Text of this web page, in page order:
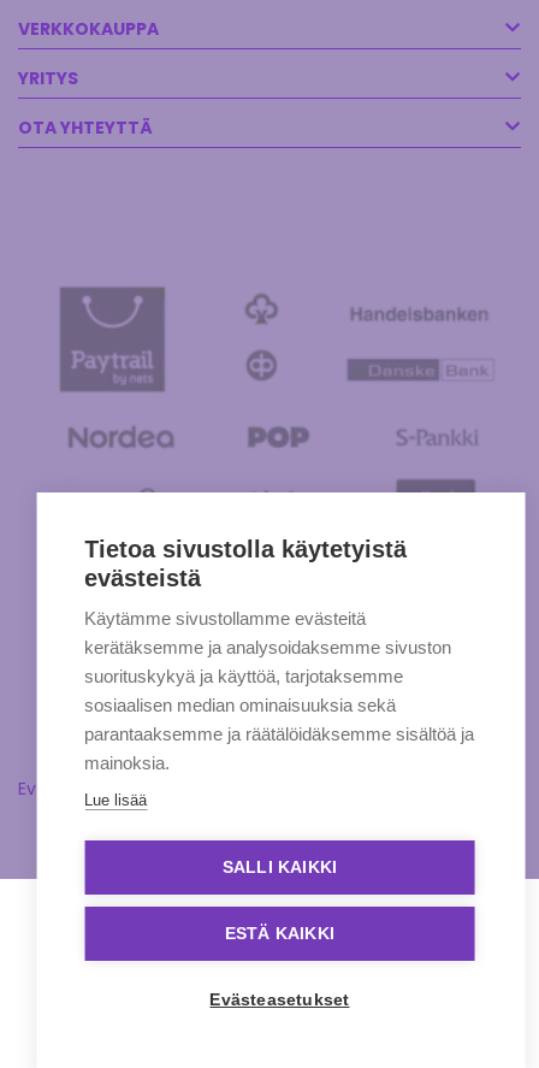
VERKKOKAUPPA
YRITYS
OTA YHTEYTTÄ
Evästeasetukset
Tietoa sivustolla käytetyistä
evästeistä
Käytämme sivustollamme evästeitä
kerätäksemme ja analysoidaksemme sivuston
suorituskykyä ja käyttöä, tarjotaksemme
sosiaalisen median ominaisuuksia sekä
parantaaksemme ja räätälöidäksemme sisältöä ja
mainoksia.
Lue lisää
SALLI KAIKKI
ESTÄ KAIKKI
Evästeasetukset